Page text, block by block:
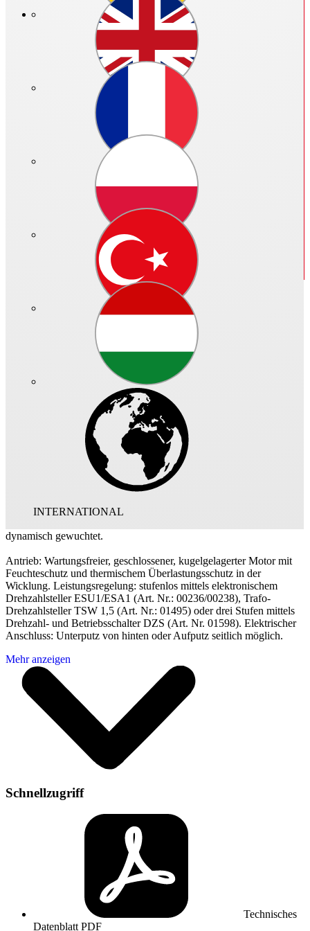
INTERNATIONAL
Bitte anmelden
Art.-Nr.: 02656 - 004
Außenwandventilator, geeignet für die außenseitige Wandmontage
zur Lüftung kleinerer und mittelgroßer Räume aller Art, im Wohn-,
Gewerbe- und Industriebereich.
Wetterfestes Gehäuse in kompakter Bauweise, aus Stahlblech,
pulverbeschichtet, alpinweiß. Anschlussstutzen entsprechend
Normrohr Durchmesser, massive Grundplatte aus Kunststoff
ermöglicht auch Montage auf unebenen Flächen. Ausblasseitiges
Vogelschutzgitter und 2 Verschlusslamellen mit Federrückstellung.
Laufrad: Energiesparendes Radiallaufrad mit rückwärts gekrümmten
dynamisch gewuchtet.
Antrieb: Wartungsfreier, geschlossener, kugelgelagerter Motor mit
Feuchteschutz und thermischem Überlastungsschutz in der
Wicklung. Leistungsregelung: stufenlos mittels elektronischem
Drehzahlsteller ESU1/ESA1 (Art. Nr.: 00236/00238), Trafo-
Drehzahlsteller TSW 1,5 (Art. Nr.: 01495) oder drei Stufen mittels
Drehzahl- und Betriebsschalter DZS (Art. Nr. 01598). Elektrischer
Anschluss: Unterputz von hinten oder Aufputz seitlich möglich.
Schnellzugriff
Technisches
Datenblatt PDF